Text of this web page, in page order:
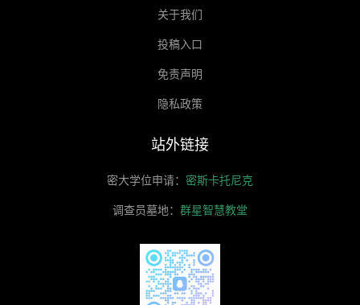
关于我们
投稿入口
免责声明
隐私政策
站外链接
密大学位申请： 密斯卡托尼克
调查员墓地： 群星智慧教堂